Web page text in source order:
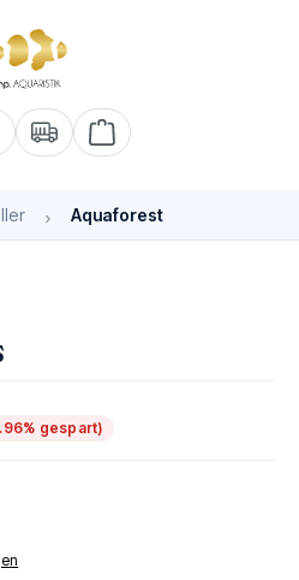
Warenkorb enthält 0
Aquaforest
gespart)